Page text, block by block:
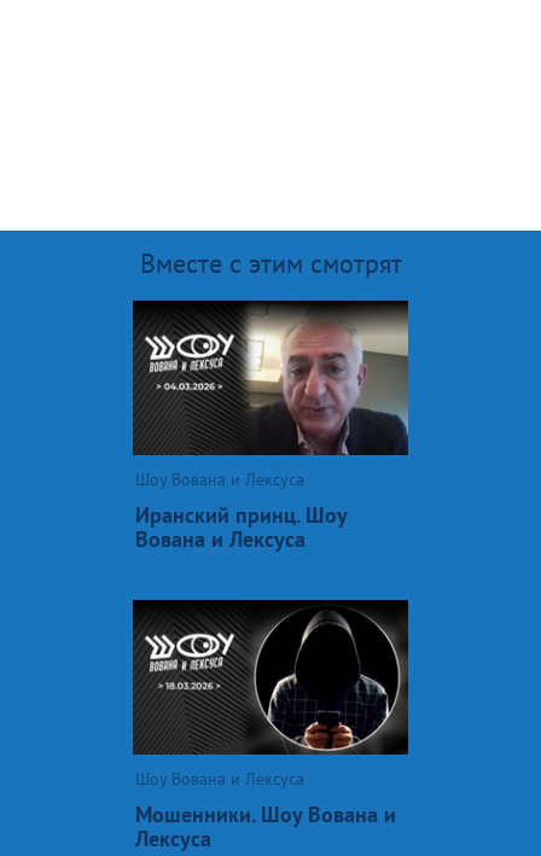
Вместе с этим смотрят
Шоу Вована и Лексуса
Иранский принц. Шоу
Вована и Лексуса
Шоу Вована и Лексуса
Мошенники. Шоу Вована и
Лексуса